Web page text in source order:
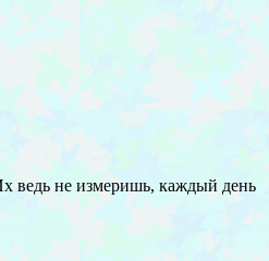
ведь не измеришь, каждый день